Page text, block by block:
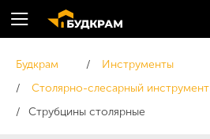
Будкрам
Инструменты
Столярно-слесарный инструмент
Струбцины столярные